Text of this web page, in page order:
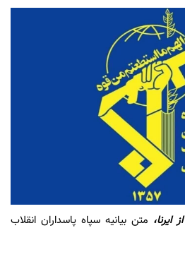
ایرنا، متن بیانیه سپاه پاسداران انقلاب